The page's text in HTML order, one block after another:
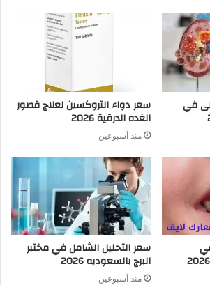
في سعر دواء التروكسين لعلاج قصور
الغده الدرقية 2026
منذ أسبوعين
سعر التحليل الشامل في مختبر
البرج بالسعوديه 2026
منذ أسبوعين